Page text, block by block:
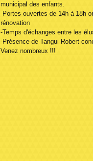
municipal des enfants.
-Portes ouvertes de 14h à 18h
rénovation
-Temps d'échanges entre les
-Présence de Tangui Robert
Venez nombreux !!!